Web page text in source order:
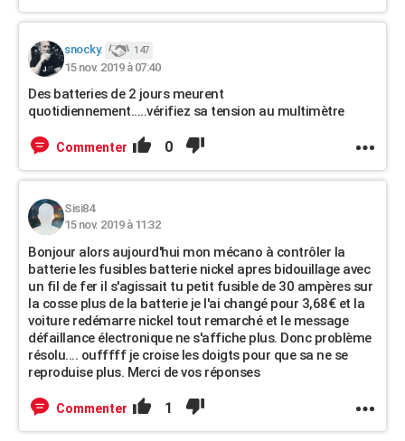
snocky. 147
15 nov. 2019 à 07:40
Des batteries de 2 jours meurent
quotidiennement.....vérifiez sa tension au multimètre
Commenter 0
Sisi84
15 nov. 2019 à 11:32
Bonjour alors aujourd'hui mon mécano à contrôler la
batterie les fusibles batterie nickel apres bidouillage avec
un fil de fer il s'agissait tu petit fusible de 30 ampères sur
la cosse plus de la batterie je l'ai changé pour 3,68€ et la
voiture redémarre nickel tout remarché et le message
défaillance électronique ne s'affiche plus. Donc problème
résolu.... oufffff je croise les doigts pour que sa ne se
reproduise plus. Merci de vos réponses
Commenter 1